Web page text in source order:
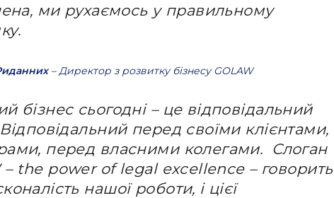
ми рухаємось у правильному
– Директор з розвитку бізнесу GOLAW
бізнес сьогодні – це відповідальний
перед своїми клієнтами,
перед власними колегами. Слоган
– the power of legal excellence – говорить
нашої роботи, і цієї